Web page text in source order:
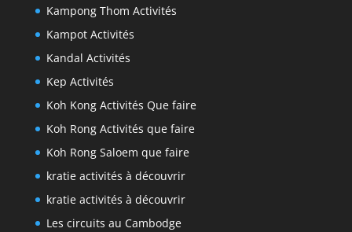
Kampong Thom Activités
Kampot Activités
Kandal Activités
Kep Activités
Koh Kong Activités Que faire
Koh Rong Activités que faire
Koh Rong Saloem que faire
kratie activités à découvrir
kratie activités à découvrir
Les circuits au Cambodge